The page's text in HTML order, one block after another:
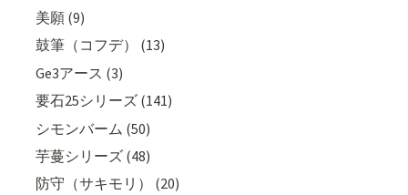
美願 (9)
鼓筆（コフデ） (13)
Ge3アース (3)
要石25シリーズ (141)
シモンバーム (50)
芋蔓シリーズ (48)
防守（サキモリ） (20)